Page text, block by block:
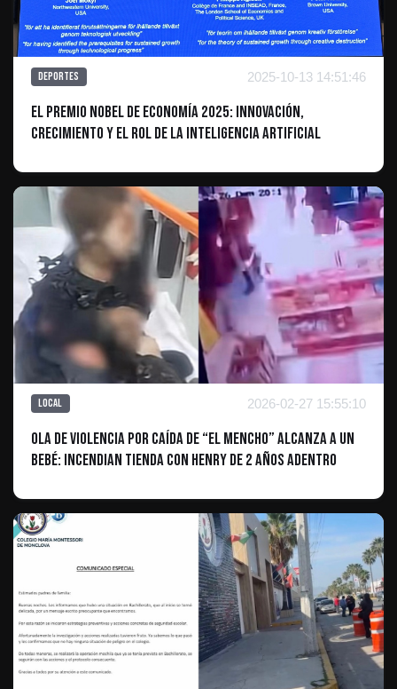
Deportes 2025-10-13 14:51:46
El Premio Nobel de Economía 2025: Innovación,
Crecimiento y el Rol de la Inteligencia Artificial
Local 2026-02-27 15:55:10
Ola de violencia por caída de “El Mencho” alcanza a un
bebé: Incendian tienda con Henry de 2 años adentro